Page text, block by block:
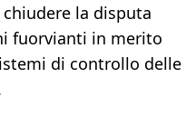
chiudere la disputa
fuorvianti in merito
di controllo delle